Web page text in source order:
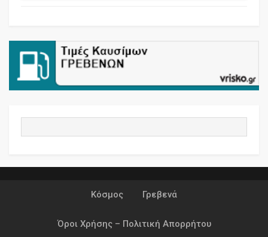
Κόσμος Γρεβενά
Όροι Χρήσης – Πολιτική Απορρήτου